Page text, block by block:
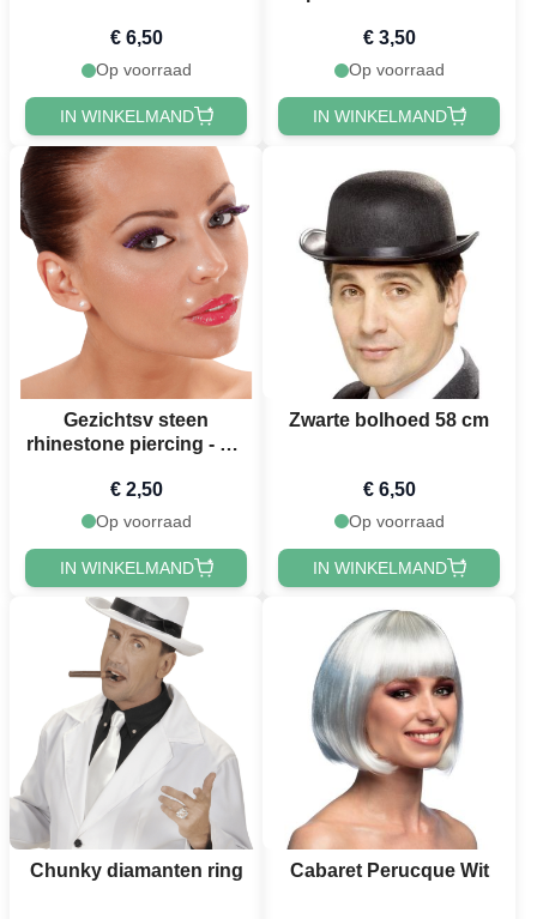
€ 6,50
Op voorraad
IN WINKELMAND
€ 3,50
Op voorraad
IN WINKELMAND
Gezichtsv steen
rhinestone piercing - set
€ 2,50
Op voorraad
IN WINKELMAND
Zwarte bolhoed 58 cm
€ 6,50
Op voorraad
IN WINKELMAND
Chunky diamanten ring Cabaret Perucque Wit